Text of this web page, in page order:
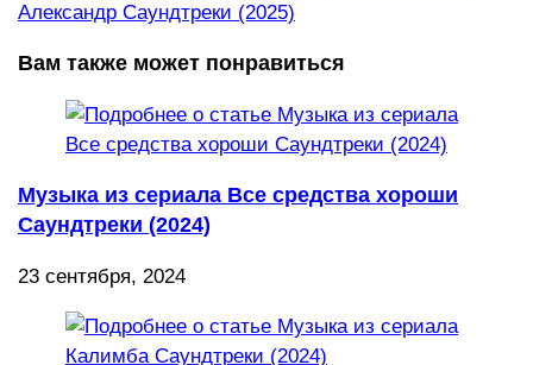
Александр Саундтреки (2025)
Вам также может понравиться
Музыка из сериала Все средства хороши
Саундтреки (2024)
23 сентября, 2024